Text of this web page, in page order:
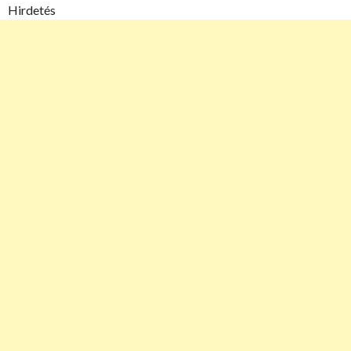
Hirdetés